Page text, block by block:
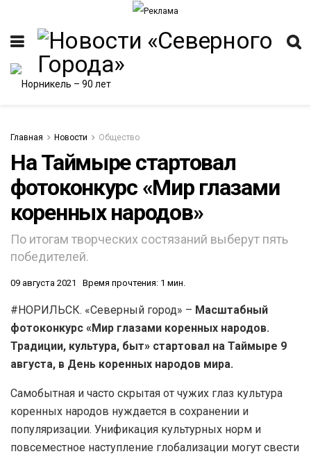
Главная Новости Общество
На Таймыре стартовал
фотоконкурс «Мир глазами
коренных народов»
По итогам творческих состязаний выберут пять
победителей.
09 августа 2021 Время прочтения: 1 мин.
#НОРИЛЬСК. «Северный город» – Масштабный
фотоконкурс «Мир глазами коренных народов.
Традиции, культура, быт» стартовал на Таймыре 9
августа, в День коренных народов мира.
Самобытная и часто скрытая от чужих глаз культура
коренных народов нуждается в сохранении и
популяризации. Унификация культурных норм и
повсеместное наступление глобализации могут свести